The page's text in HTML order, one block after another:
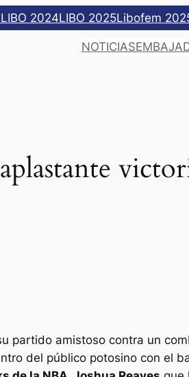
LIBO 2024LIBO 2025Libofem
NOTICIAS
partido amistoso contra un
del público potosino con el